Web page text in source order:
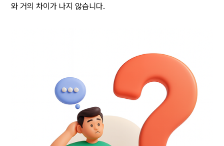
와 거의 차이가 나지 않습니다.